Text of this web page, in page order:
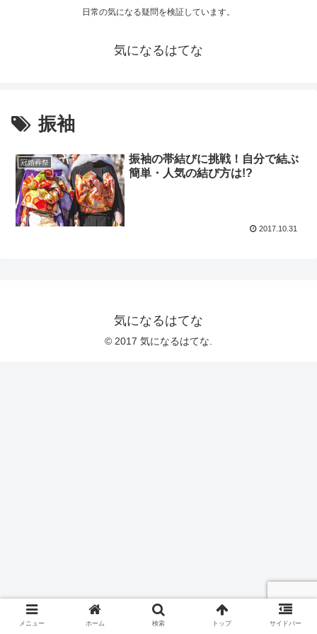
日常の気になる疑問を検証しています。
気になるはてな
振袖
冠婚葬祭
振袖の帯結びに挑戦！自分で結ぶ
簡単・人気の結び方は!?
2017.10.31
気になるはてな
© 2017 気になるはてな.
メニュー ホーム 検索 トップ サイドバー